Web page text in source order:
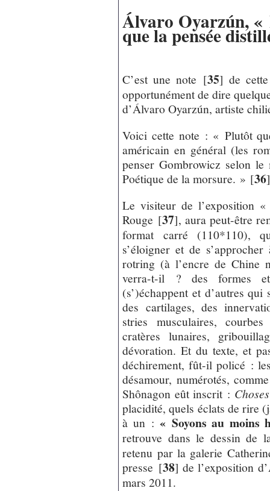
Álvaro Oyarzún, «
que la pensée
C’est une note [35] de
opportunément de dire
d’Álvaro Oyarzún, artiste
Voici cette note : « Plutôt
américain en général (les
penser Gombrowicz selon le
Poétique de la morsure. » [36
Le visiteur de l’exposition
Rouge [37], aura peut-être
format carré (110*110),
s’éloigner et de
rotring (à l’encre de Chine
verra-t-il ? des formes
(s’)échappent et d’autres
des cartilages, des
stries musculaires,
cratères lunaires,
dévoration. Et du texte, et
déchirement, fût-il policé :
désamour, numérotés,
Shônagon eût inscrit :
placidité, quels éclats de rire
à un : « Soyons au moins
retrouve dans le dessin de
retenu par la galerie
presse [38] de l’exposition
mars 2011.